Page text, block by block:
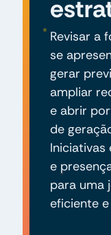
Revisar a
se
gerar
ampliar
e abrir
de
Iniciativas
e
para uma
eficiente